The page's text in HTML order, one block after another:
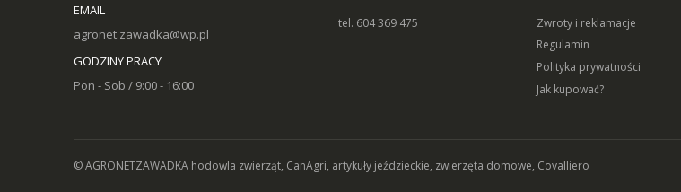
EMAIL
agronet.zawadka@wp.pl
GODZINY PRACY
Pon - Sob / 9:00 - 16:00
tel. 604 369 475
Zwroty i reklamacje
Regulamin
Polityka prywatności
Jak kupować?
© AGRONETZAWADKA hodowla zwierząt, CanAgri, artykuły jeździeckie, zwierzęta domowe, Covalliero